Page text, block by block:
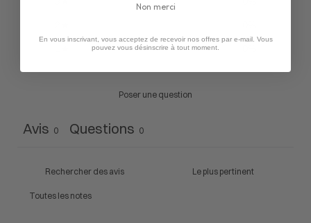
Poser une question
Avis 0 Questions 0
Non merci
En vous inscrivant, vous acceptez de recevoir nos offres par e-mail. Vous
pouvez vous désinscrire à tout moment.